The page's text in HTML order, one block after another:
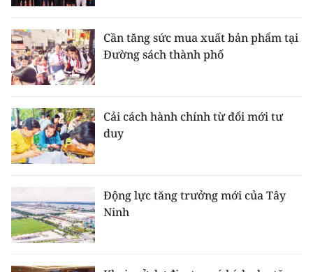
Cần tăng sức mua xuất bản phẩm tại
Đường sách thành phố
Cải cách hành chính từ đổi mới tư
duy
Động lực tăng trưởng mới của Tây
Ninh